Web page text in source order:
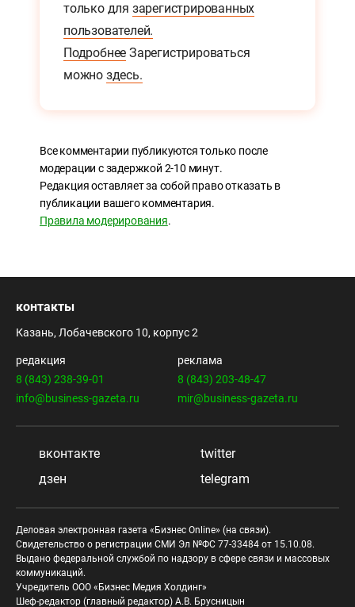
только для зарегистрированных
пользователей.
Подробнее Зарегистрироваться
можно здесь.
Все комментарии публикуются только после
модерации с задержкой 2-10 минут.
Редакция оставляет за собой право отказать в
публикации вашего комментария.
Правила модерирования.
контакты
Казань, Лобачевского 10, корпус 2
редакция
8 (843) 238-39-01
info@business-gazeta.ru
реклама
8 (843) 203-48-47
mir@business-gazeta.ru
вконтакте
twitter
дзен
telegram
Деловая электронная газета «Бизнес Online» (на связи).
Свидетельство о регистрации СМИ Эл №ФС 77-33484 от 15.10.08.
Выдано федеральной службой по надзору в сфере связи и массовых
коммуникаций.
Учредитель ООО «Бизнес Медия Холдинг»
Шеф-редактор (главный редактор) А.В. Брусницын